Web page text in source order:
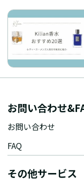
お問い合わせ
お問い合わせ
FAQ
その他サービス